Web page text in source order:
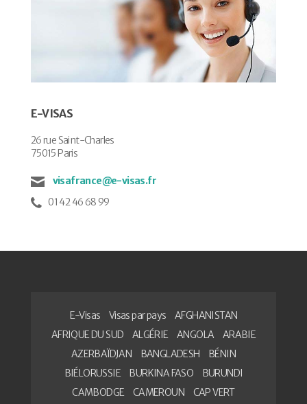
E-VISAS
26 rue Saint-Charles
75015 Paris
visafrance@e-visas.fr
01 42 46 68 99
E-Visas Visas par pays
AFGHANISTAN
AFRIQUE DU SUD
ALGÉRIE ANGOLA
ARABIE
AZERBAÏDJAN
BANGLADESH
BÉNIN
BIÉLORUSSIE
BURKINA FASO
BURUNDI
CAMBODGE
CAMEROUN
CAP VERT